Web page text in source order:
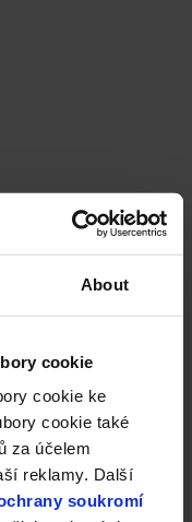
About
cookie
cookie ke
cookie také
za účelem
reklamy. Další
soukromí